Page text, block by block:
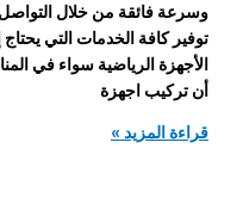
وسرعة فائقة من خلال
توفير كافة الخدمات التي
الأجهزة الرياضية سواء في
أن تركيب اجهزة
تركيب
قراءة المزيد »